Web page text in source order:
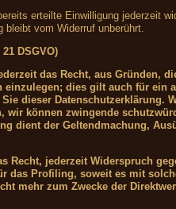
erteilte Einwilligung jederzeit
vom Widerruf unberührt.
DSGVO)
das Recht, aus Gründen,
einzulegen; dies gilt auch für ein
dieser Datenschutzerklärung.
wir können zwingende
dient der Geltendmachung,
Recht, jederzeit Widerspruch
das Profiling, soweit es mit
mehr zum Zwecke der